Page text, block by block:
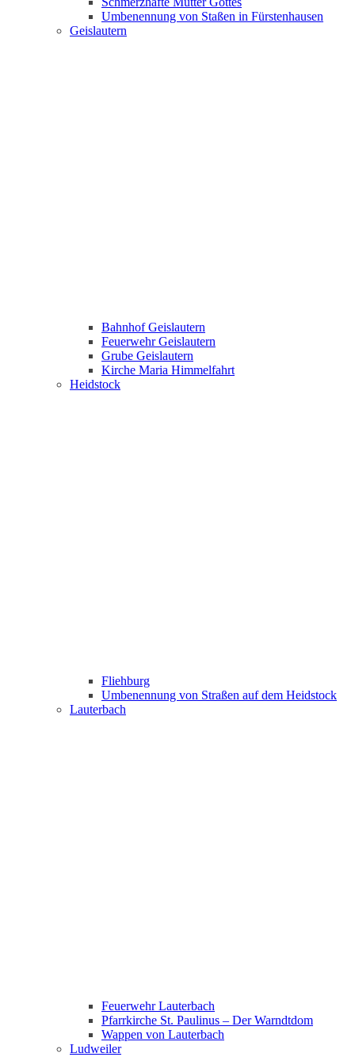
Umbenennung von Staßen in Fürstenhausen
Geislautern
Bahnhof Geislautern
Feuerwehr Geislautern
Grube Geislautern
Kirche Maria Himmelfahrt
Heidstock
Fliehburg
Umbenennung von Straßen auf dem Heidstock
Lauterbach
Feuerwehr Lauterbach
Pfarrkirche St. Paulinus – Der Warndtdom
Wappen von Lauterbach
Ludweiler